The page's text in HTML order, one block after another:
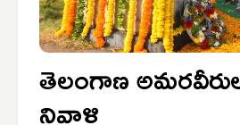
తెలంగాణ
నివాళి